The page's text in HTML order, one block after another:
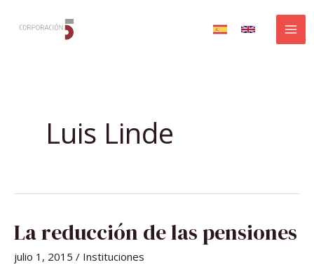
Luis Linde
La reducción de las pensiones
julio 1, 2015 / Instituciones
REDUCCIÓN
DE
PENSIONES